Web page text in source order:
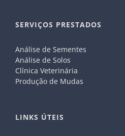
SERVIÇOS PRESTADOS
Análise de Sementes
Análise de Solos
Clínica Veterinária
Produção de Mudas
LINKS ÚTEIS